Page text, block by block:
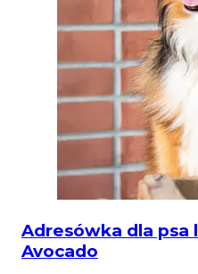
Adresówka dla psa
Avocado